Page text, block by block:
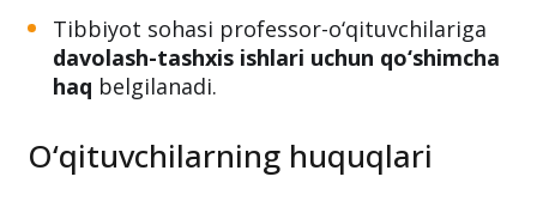
maktab” tanlovi g‘olibigayarim milliard
so‘m mukofotberiladi.
davolash-tashxis ishlari uchun qo‘shimcha
haqbelgilanadi.